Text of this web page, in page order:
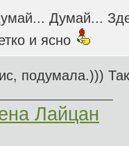
Думай...
и ясно
подумала.)))
Лайцан